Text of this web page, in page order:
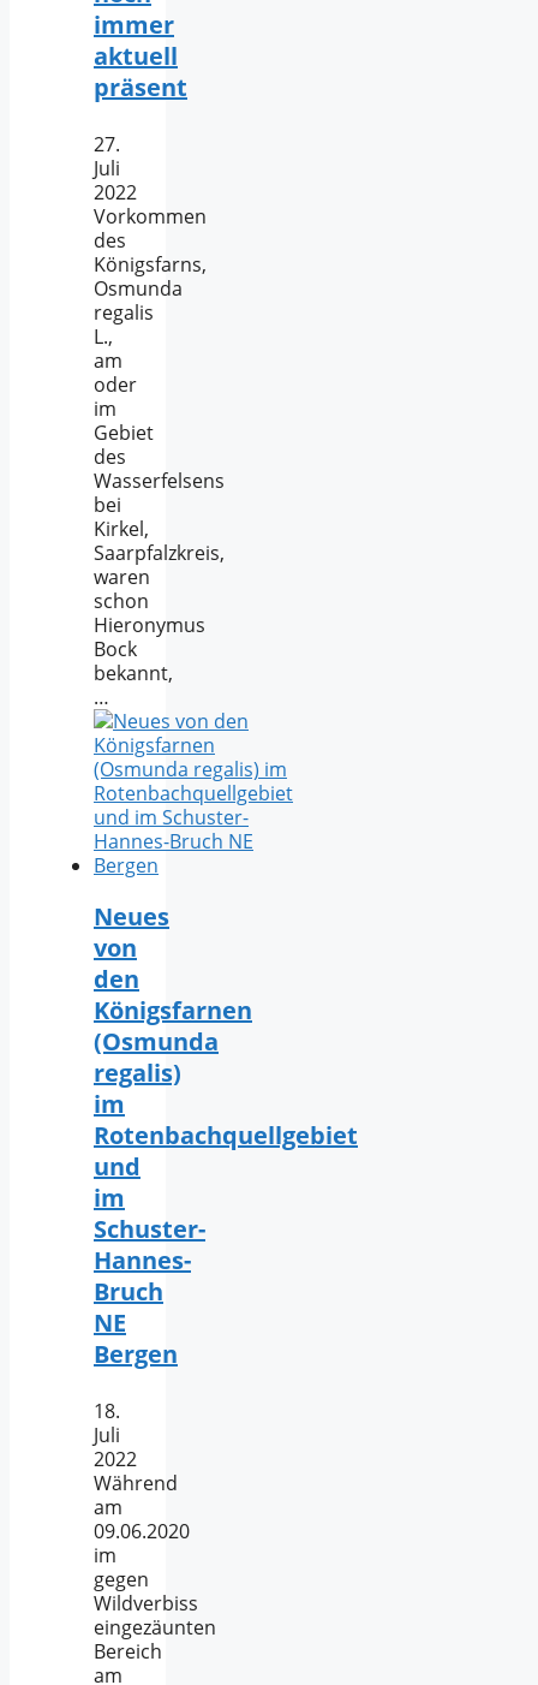
immer
aktuell
präsent
27.
Juli
2022
Vorkommen
des
Königsfarns,
Osmunda
regalis
L.,
am
oder
im
Gebiet
des
Wasserfelsens
bei
Kirkel,
Saarpfalzkreis,
waren
schon
Hieronymus
Bock
bekannt,
…
Neues
von
den
Königsfarnen
(Osmunda
regalis)
im
Rotenbachquellgebiet
und
im
Schuster-
Hannes-
Bruch
NE
Bergen
18.
Juli
2022
Während
am
09.06.2020
im
gegen
Wildverbiss
eingezäunten
Bereich
am